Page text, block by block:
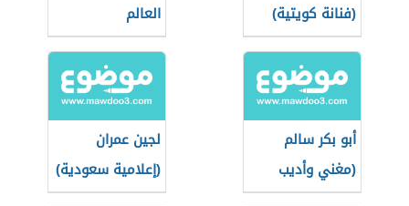
(فنانة كويتية)
العالم
أبو بكر سالم
(مغني وأديب
وملحن سعودي)
لجين عمران
(إعلامية سعودية)